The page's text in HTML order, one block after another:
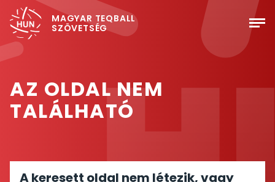
MAGYAR TEQBALL
SZÖVETSÉG
AZ OLDAL NEM
TALÁLHATÓ
A keresett oldal nem létezik, vagy